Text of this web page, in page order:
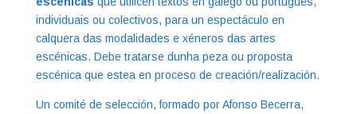
individuais ou colectivos, para un espectáculo en
calquera das modalidades e xéneros das artes
escénicas. Debe tratarse dunha peza ou proposta
escénica que estea en proceso de creación/realización.
Un comité de selección, formado por Afonso Becerra,